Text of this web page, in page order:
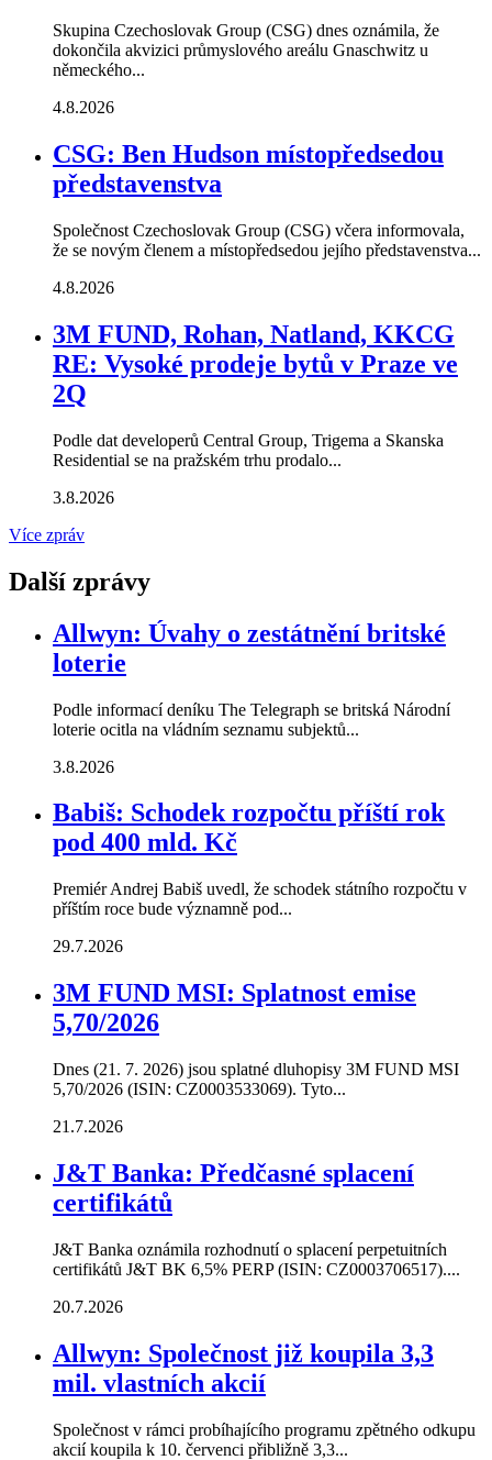
Skupina Czechoslovak Group (CSG) dnes oznámila, že
dokončila akvizici průmyslového areálu Gnaschwitz u
německého...
4.8.2026
CSG: Ben Hudson místopředsedou
představenstva
Společnost Czechoslovak Group (CSG) včera informovala,
že se novým členem a místopředsedou jejího představenstva...
4.8.2026
3M FUND, Rohan, Natland, KKCG
RE: Vysoké prodeje bytů v Praze ve
2Q
Podle dat developerů Central Group, Trigema a Skanska
Residential se na pražském trhu prodalo...
3.8.2026
Více zpráv
Další zprávy
Allwyn: Úvahy o zestátnění britské
loterie
Podle informací deníku The Telegraph se britská Národní
loterie ocitla na vládním seznamu subjektů...
3.8.2026
Babiš: Schodek rozpočtu příští rok
pod 400 mld. Kč
Premiér Andrej Babiš uvedl, že schodek státního rozpočtu v
příštím roce bude významně pod...
29.7.2026
3M FUND MSI: Splatnost emise
5,70/2026
Dnes (21. 7. 2026) jsou splatné dluhopisy 3M FUND MSI
5,70/2026 (ISIN: CZ0003533069). Tyto...
21.7.2026
J&T Banka: Předčasné splacení
certifikátů
J&T Banka oznámila rozhodnutí o splacení perpetuitních
certifikátů J&T BK 6,5% PERP (ISIN: CZ0003706517)....
20.7.2026
Allwyn: Společnost již koupila 3,3
mil. vlastních akcií
Společnost v rámci probíhajícího programu zpětného odkupu
akcií koupila k 10. červenci přibližně 3,3...